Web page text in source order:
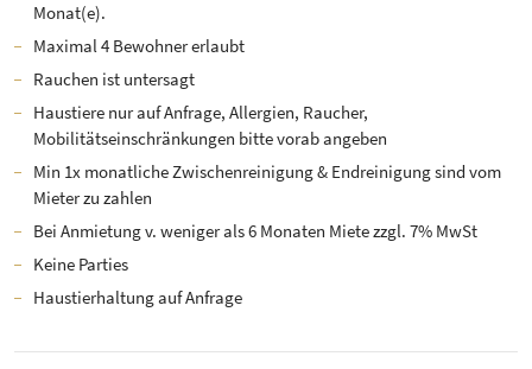
Monat(e).
Maximal 4 Bewohner erlaubt
Rauchen ist untersagt
Haustiere nur auf Anfrage, Allergien, Raucher,
Mobilitätseinschränkungen bitte vorab angeben
Min 1x monatliche Zwischenreinigung & Endreinigung sind vom
Mieter zu zahlen
Bei Anmietung v. weniger als 6 Monaten Miete zzgl. 7% MwSt
Keine Parties
Haustierhaltung auf Anfrage